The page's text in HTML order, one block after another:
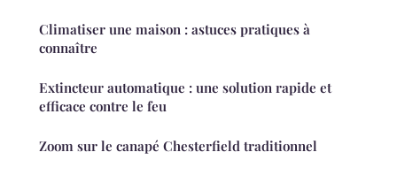
Climatiser une maison : astuces pratiques à
connaître
Extincteur automatique : une solution rapide et
efficace contre le feu
Zoom sur le canapé Chesterfield traditionnel